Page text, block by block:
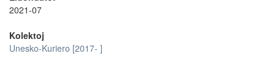
2021-07
Kolektoj
Unesko-Kuriero [2017- ]